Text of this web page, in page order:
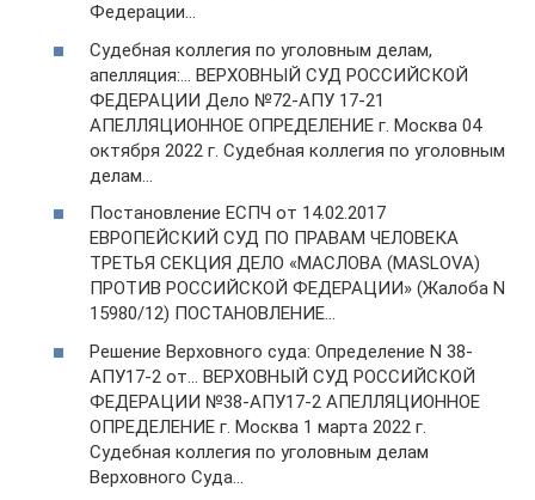
Федерации…
Судебная коллегия по уголовным делам,
апелляция:… ВЕРХОВНЫЙ СУД РОССИЙСКОЙ
ФЕДЕРАЦИИ Дело №72-АПУ 17-21
АПЕЛЛЯЦИОННОЕ ОПРЕДЕЛЕНИЕ г. Москва 04
октября 2022 г. Судебная коллегия по уголовным
делам…
Постановление ЕСПЧ от 14.02.2017
ЕВРОПЕЙСКИЙ СУД ПО ПРАВАМ ЧЕЛОВЕКА
ТРЕТЬЯ СЕКЦИЯ ДЕЛО «МАСЛОВА (MASLOVA)
ПРОТИВ РОССИЙСКОЙ ФЕДЕРАЦИИ» (Жалоба N
15980/12) ПОСТАНОВЛЕНИЕ…
Решение Верховного суда: Определение N 38-
АПУ17-2 от… ВЕРХОВНЫЙ СУД РОССИЙСКОЙ
ФЕДЕРАЦИИ №38-АПУ17-2 АПЕЛЛЯЦИОННОЕ
ОПРЕДЕЛЕНИЕ г. Москва 1 марта 2022 г.
Судебная коллегия по уголовным делам
Верховного Суда…